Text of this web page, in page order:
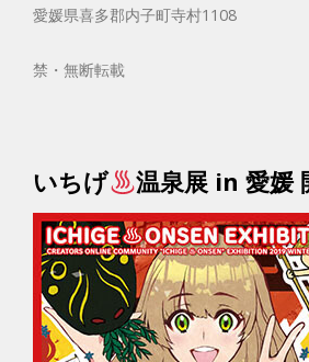
愛媛県喜多郡内子町寺村1108
禁・無断転載
いちげ 温泉展 in 愛媛